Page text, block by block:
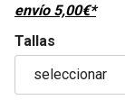
envío 5,00€*
Tallas